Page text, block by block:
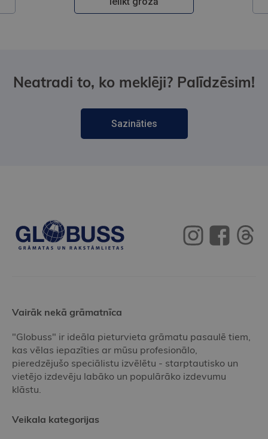
Neatradi to, ko meklēji? Palīdzēsim!
Sazināties
Vairāk nekā grāmatnīca
"Globuss" ir ideāla pieturvieta grāmatu pasaulē tiem,
kas vēlas iepazīties ar mūsu profesionālo,
pieredzējušo speciālistu izvēlētu - starptautisko un
vietējo izdevēju labāko un populārāko izdevumu
klāstu.
Veikala kategorijas